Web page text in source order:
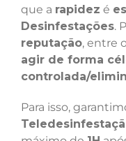
que a rapidez é
Desinfestações.
reputação, entre
agir de forma
controlada/
Para isso,